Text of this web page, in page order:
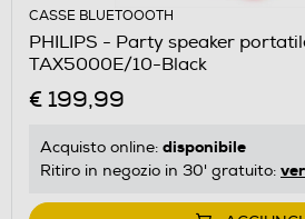
CASSE BLUETOOOTH
PHILIPS - Party speaker
TAX5000E/10-Black
€ 199,99
Acquisto online: disponibile
Ritiro in negozio in 30' gratuito: